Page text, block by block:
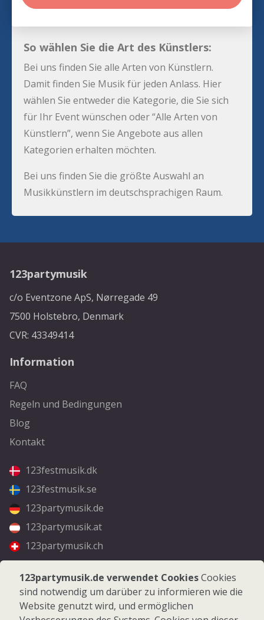
So wählen Sie die Art des Künstlers:
Bei uns finden Sie alle Arten von Künstlern.
Damit finden Sie Musik für jeden Anlass. Hier
wählen Sie entweder die Kategorie, die Sie sich
für Ihr Event wünschen oder “Alle Arten von
Künstlern”, wenn Sie Angebote aus allen
Kategorien erhalten möchten.
Bei uns finden Sie die größte Auswahl an
Musikkünstlern im deutschsprachigen Raum.
123partymusik
c/o Eventzone ApS, Nørregade 49
7500 Holstebro, Denmark
CVR: 43349414
Information
FAQ
Regeln und Bedingungen
Blog
Kontakt
123festmusik.dk
123festmusik.se
123partymusik.de
123partymusik.at
123partymusik.ch
Folgen Sie uns
Facebook
Instagram
123partymusik.de verwendet CookiesCookies
sind notwendig um darüber zu informieren wie die
Website genutzt wird, und ermöglichen